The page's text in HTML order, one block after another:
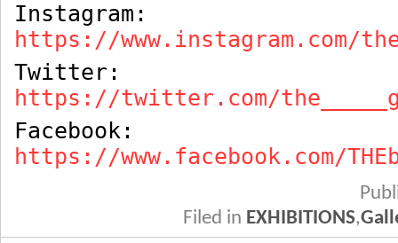
Instagram:
https://www.instagram.com/
Twitter:
https://twitter.com/
Facebook:
https://www.facebook.com/
Filed in EXHIBITIONS,